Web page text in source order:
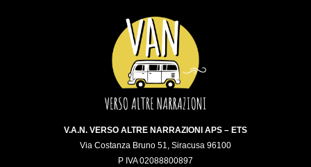
V.A.N. VERSO ALTRE NARRAZIONI APS – ETS
Via Costanza Bruno 51, Siracusa 96100
P IVA 02088800897